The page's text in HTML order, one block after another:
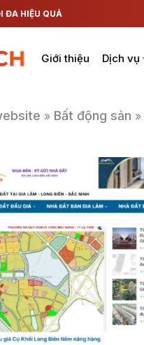
ĐA HIỆU QUẢ
Giới thiệu Dịch vụ
» Bất động sản »